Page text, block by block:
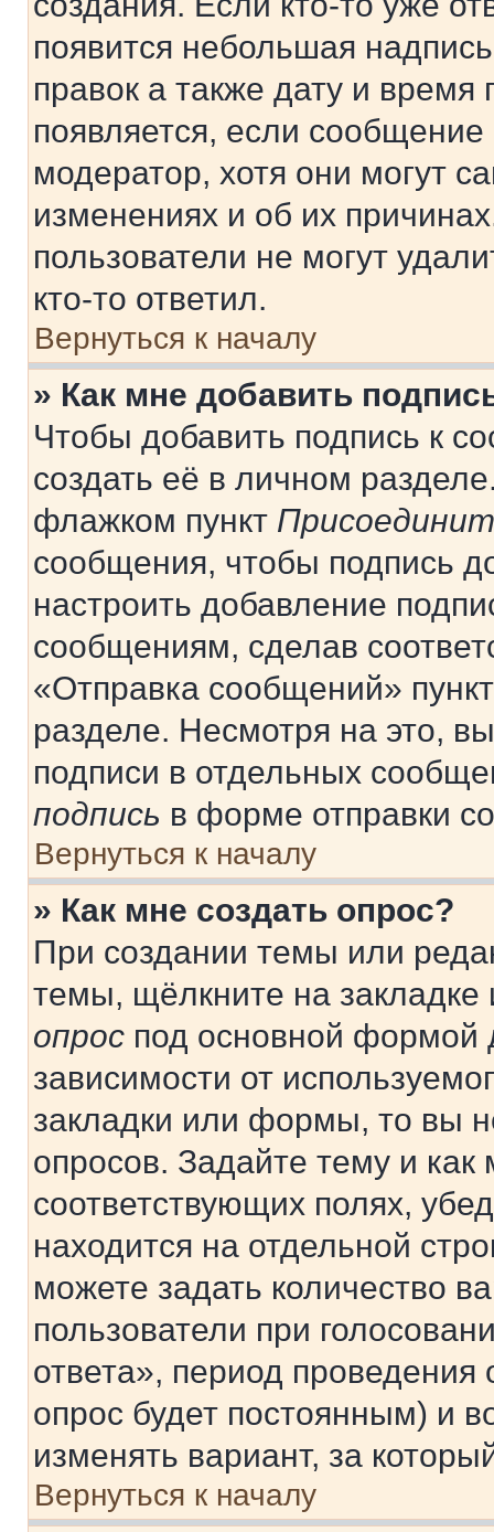
появится небольшая
правок а также дату и
появляется, если
модератор, хотя они могут
изменениях и об их
пользователи не могут
кто-то ответил.
Вернуться к началу
» Как мне добавить
Чтобы добавить подпись к
создать её в личном
флажком пункт
сообщения, чтобы подпись
настроить добавление
сообщениям, сделав
«Отправка сообщений»
разделе. Несмотря на это,
подписи в отдельных
подпись в форме отправки
Вернуться к началу
» Как мне создать опрос?
При создании темы или
темы, щёлкните на
опрос под основной формой
зависимости от
закладки или формы, то вы
опросов. Задайте тему и
соответствующих полях,
находится на отдельной
можете задать количество
пользователи при
ответа», период проведения
опрос будет постоянным) и
изменять вариант, за
Вернуться к началу